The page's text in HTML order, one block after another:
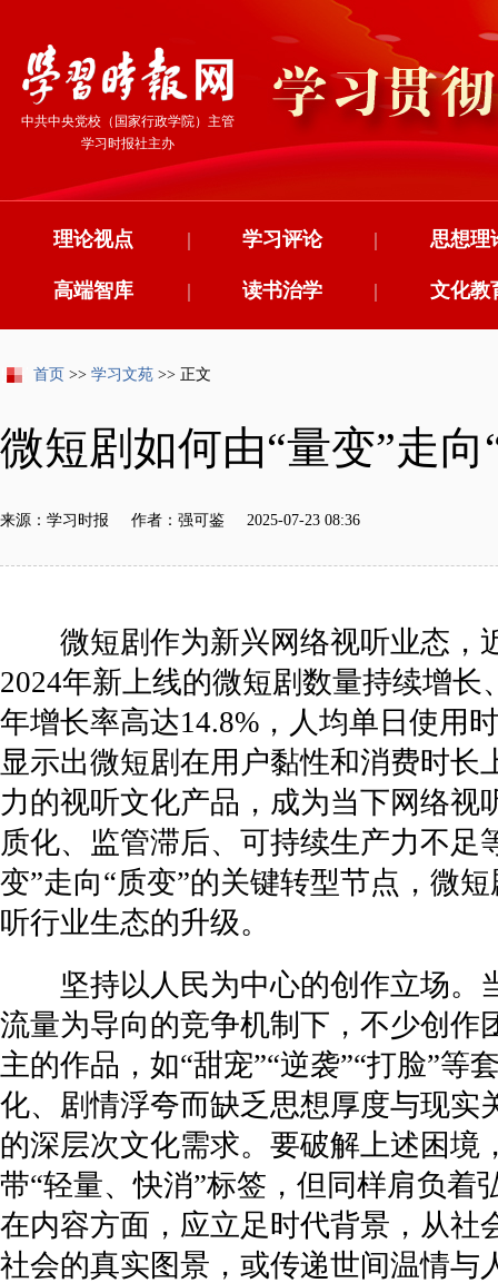
中共中央党校（国家行政学院）主管
学习时报社主办
理论视点 学习评论
| 思想理
|
高端智库 读书治学
| 文化教
|
首页 >> 学习文苑 >> 正文
微短剧如何由“量变”走向
来源：学习时报 作者：强可鉴 2025-07-23 08:36
微短剧作为新兴网络视听业态，近
2024年新上线的微短剧数量持续增
年增长率高达14.8%，人均单日使用
显示出微短剧在用户黏性和消费时长
力的视听文化产品，成为当下网络
质化、监管滞后、可持续生产力不
变”走向“质变”的关键转型节点，微
听行业生态的升级。
坚持以人民为中心的创作立场。
流量为导向的竞争机制下，不少创作
主的作品，如“甜宠”“逆袭”“打脸”
化、剧情浮夸而缺乏思想厚度与现实
的深层次文化需求。要破解上述困
带“轻量、快消”标签，但同样肩负
在内容方面，应立足时代背景，从社
社会的真实图景，或传递世间温情与